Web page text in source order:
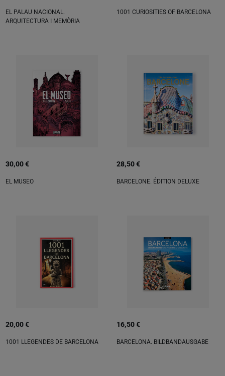
EL PALAU NACIONAL.
ARQUITECTURA I MEMÒRIA
1001 CURIOSITIES OF BARCELONA
30,00 €
EL MUSEO
28,50 €
BARCELONE. ÉDITION DELUXE
20,00 €
1001 LLEGENDES DE BARCELONA
16,50 €
BARCELONA. BILDBANDAUSGABE